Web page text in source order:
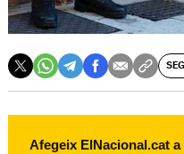
Afegeix ElNacional.cat